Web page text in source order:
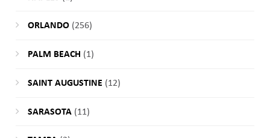
ORLANDO(256)
PALM BEACH (1)
SAINT AUGUSTINE (12)
SARASOTA(11)